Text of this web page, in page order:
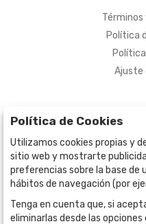
Términos
Política
Ajuste
CALLE 70 #
Política de Cookies
Utilizamos cookies propias y
sitio web y mostrarte
preferencias sobre la base de
hábitos de navegación (por
Tenga en cuenta que, si
eliminarlas desde las